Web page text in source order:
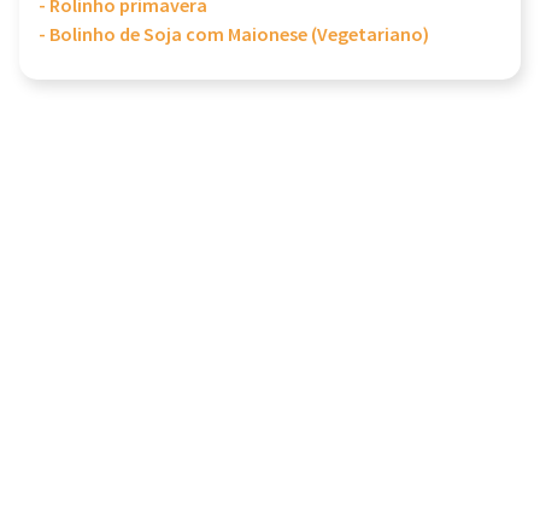
- Rolinho primavera
- Bolinho de Soja com Maionese (Vegetariano)